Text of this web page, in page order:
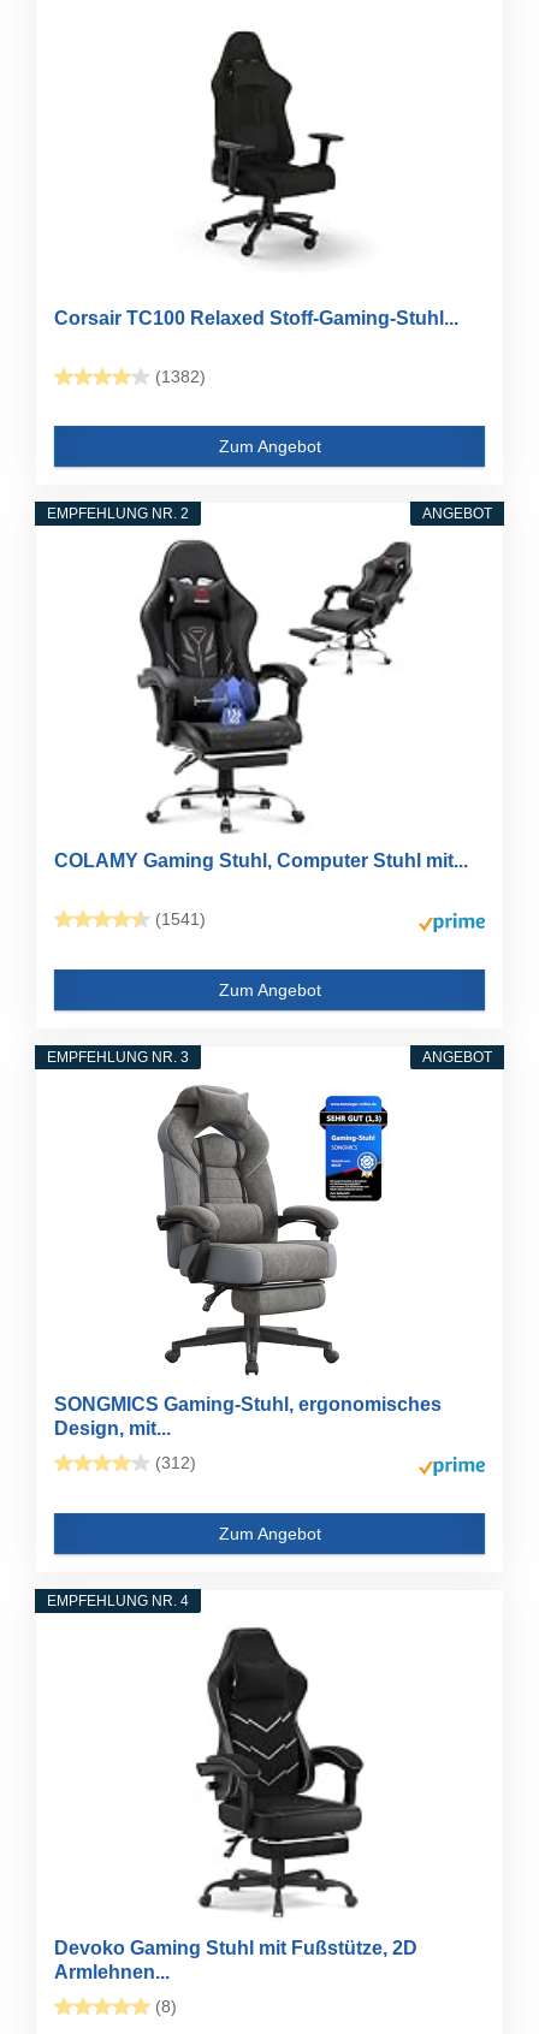
Corsair TC100 Relaxed Stoff-Gaming-Stuhl...
(1382)
Zum Angebot
ANGEBOT
EMPFEHLUNG NR. 2
COLAMY Gaming Stuhl, Computer Stuhl mit...
(1541)
Zum Angebot
ANGEBOT
EMPFEHLUNG NR. 3
SONGMICS Gaming-Stuhl, ergonomisches
Design, mit...
(312)
Zum Angebot
EMPFEHLUNG NR. 4
Devoko Gaming Stuhl mit Fußstütze, 2D
Armlehnen...
(8)